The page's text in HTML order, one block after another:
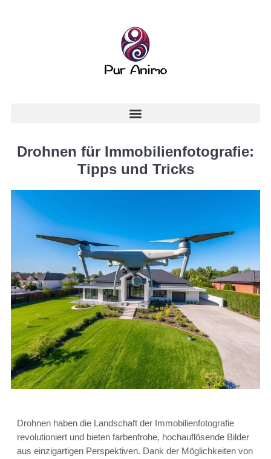
Drohnen für Immobilienfotografie:
Tipps und Tricks
Drohnen haben die Landschaft der Immobilienfotografie
revolutioniert und bieten farbenfrohe, hochauflösende Bilder
aus einzigartigen Perspektiven. Dank der Möglichkeiten von